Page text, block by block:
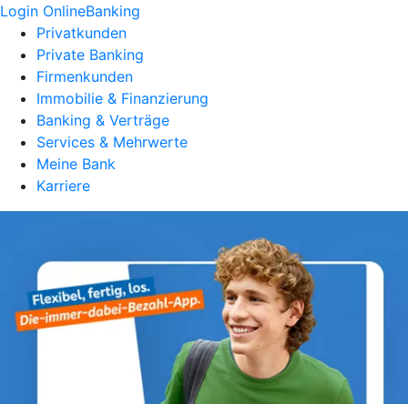
Login OnlineBanking
Privatkunden
Private Banking
Firmenkunden
Immobilie & Finanzierung
Banking & Verträge
Services & Mehrwerte
Meine Bank
Karriere